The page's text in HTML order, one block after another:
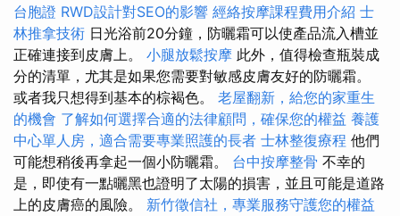
台胞證 RWD設計對SEO的影響 經絡按摩課程費用介紹 士
林推拿技術 日光浴前20分鐘，防曬霜可以使產品流入槽並
正確連接到皮膚上。 小腿放鬆按摩 此外，值得檢查瓶裝成
分的清單，尤其是如果您需要對敏感皮膚友好的防曬霜。
或者我只想得到基本的棕褐色。 老屋翻新，給您的家重生
的機會 了解如何選擇合適的法律顧問，確保您的權益 養護
中心單人房，適合需要專業照護的長者 士林整復療程 他們
可能想稍後再拿起一個小防曬霜。 台中按摩整骨 不幸的
是，即使有一點曬黑也證明了太陽的損害，並且可能是道路
上的皮膚癌的風險。 新竹徵信社，專業服務守護您的權益